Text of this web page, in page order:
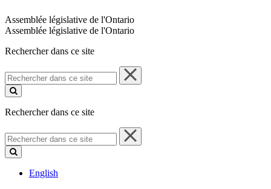
Assemblée législative de l'Ontario
Assemblée législative de l'Ontario
Rechercher dans ce site
Rechercher
dans
ce
Rechercher dans ce site
Rechercher
dans
ce
English